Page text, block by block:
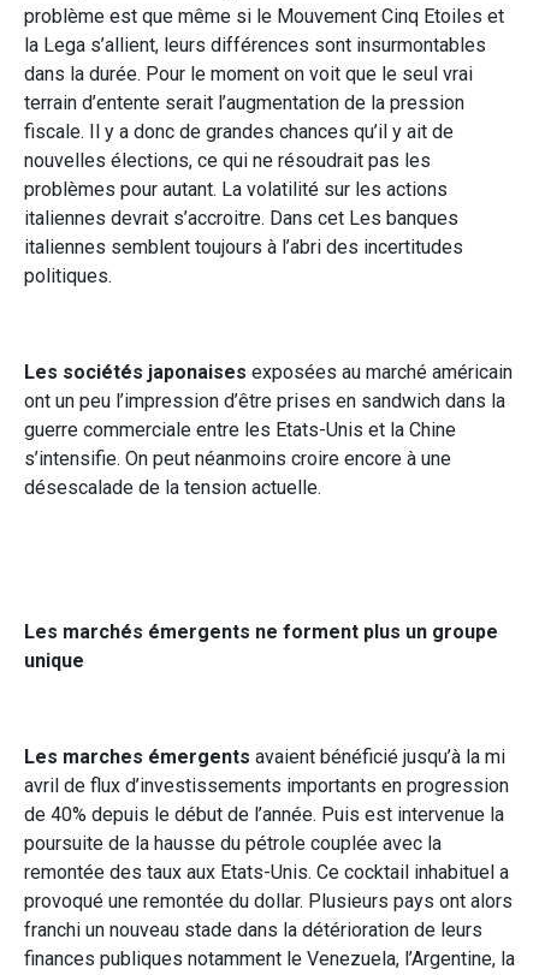
problème est que même si le Mouvement Cinq Etoiles et
la Lega s’allient, leurs différences sont insurmontables
dans la durée. Pour le moment on voit que le seul vrai
terrain d’entente serait l’augmentation de la pression
fiscale. Il y a donc de grandes chances qu’il y ait de
nouvelles élections, ce qui ne résoudrait pas les
problèmes pour autant. La volatilité sur les actions
italiennes devrait s’accroitre. Dans cet Les banques
italiennes semblent toujours à l’abri des incertitudes
politiques.
Les sociétés japonaises exposées au marché américain
ont un peu l’impression d’être prises en sandwich dans la
guerre commerciale entre les Etats-Unis et la Chine
s’intensifie. On peut néanmoins croire encore à une
désescalade de la tension actuelle.
Les marchés émergents ne forment plus un groupe
unique
Les marches émergents avaient bénéficié jusqu’à la mi
avril de flux d’investissements importants en progression
de 40% depuis le début de l’année. Puis est intervenue la
poursuite de la hausse du pétrole couplée avec la
remontée des taux aux Etats-Unis. Ce cocktail inhabituel a
provoqué une remontée du dollar. Plusieurs pays ont alors
franchi un nouveau stade dans la détérioration de leurs
finances publiques notamment le Venezuela, l’Argentine, la